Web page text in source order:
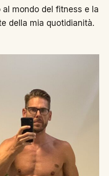
mondo del fitness e la
della mia quotidianità.